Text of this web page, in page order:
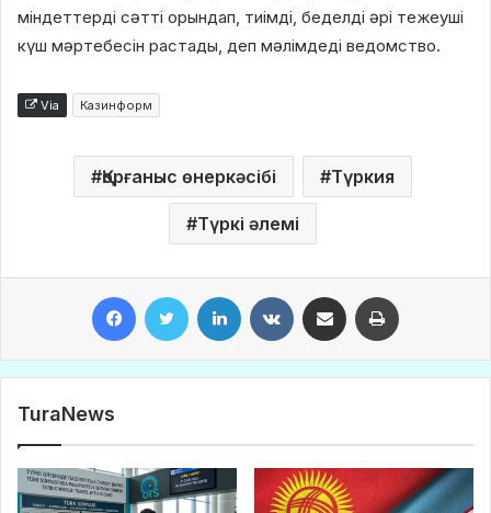
міндеттерді сәтті орындап, тиімді, беделді әрі тежеуші
күш мәртебесін растады, деп мәлімдеді ведомство.
Via Казинформ
Қорғаныс өнеркәсібі Түркия
Түркі әлемі
TuraNews